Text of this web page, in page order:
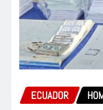
ECUADOR